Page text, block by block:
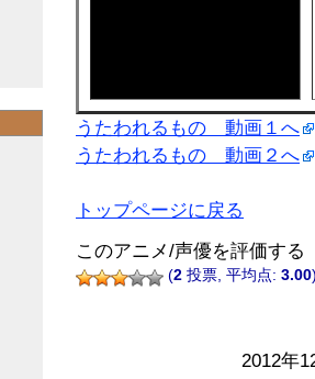
うたわれるもの 動画１へ
うたわれるもの 動画２へ
トップページに戻る
このアニメ/声優を評価する
(2 投票, 平均点: 3.00
2012年